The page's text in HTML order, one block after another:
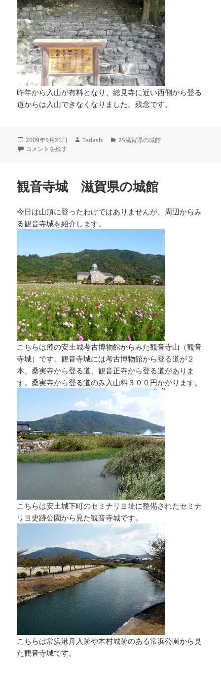
昨年から入山が有料となり、総見寺に近い西側から登る
道からは入山できなくなりました。残念です。
投
稿
2009年9月26日
作
Tadashi
カ
25滋賀県の城館
安土城 滋賀県の城館 に
コメントを残す
観音寺城 滋賀県の城館
今日は山頂に登ったわけではありませんが、周辺からみ
る観音寺城を紹介します。
こちらは麓の安土城考古博物館からみた観音寺山（観音
寺城）です。観音寺城には考古博物館から登る道が２
本、桑実寺から登る道、観音正寺から登る道がありま
す。桑実寺から登る道のみ入山料３００円かかります。
こちらは安土城下町のセミナリヨ址に整備されたセミナ
リヨ史跡公園から見た観音寺城です。
こちらは常浜港舟入跡や木村城跡のある常浜公園から見
た観音寺城です。